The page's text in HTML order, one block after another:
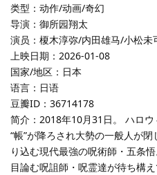
类型：动作/动画/奇幻
导演：御所园翔太
演员：榎木淳弥/内田雄马/小松
上映日期：2026-01-08
国家/地区：日本
语言：日语
豆瓣ID：36714178
简介：2018年10月31日。 ハロ
“帳”が降ろされ大勢の一般人が
り込む現代最強の呪術師・五条
目論む呪詛師・呪霊達が待ち構